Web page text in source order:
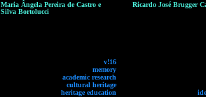
Maria Ângela Pereira de Castro e
Silva Bortolucci
v!16
memory
academic research
cultural heritage
heritage education
Ricardo José Brugger